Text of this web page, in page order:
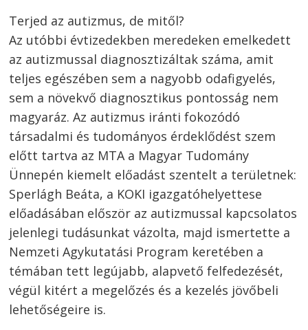
Terjed az autizmus, de mitől?
Az utóbbi évtizedekben meredeken emelkedett
az autizmussal diagnosztizáltak száma, amit
teljes egészében sem a nagyobb odafigyelés,
sem a növekvő diagnosztikus pontosság nem
magyaráz. Az autizmus iránti fokozódó
társadalmi és tudományos érdeklődést szem
előtt tartva az MTA a Magyar Tudomány
Ünnepén kiemelt előadást szentelt a területnek:
Sperlágh Beáta, a KOKI igazgatóhelyettese
előadásában először az autizmussal kapcsolatos
jelenlegi tudásunkat vázolta, majd ismertette a
Nemzeti Agykutatási Program keretében a
témában tett legújabb, alapvető felfedezését,
végül kitért a megelőzés és a kezelés jövőbeli
lehetőségeire is.